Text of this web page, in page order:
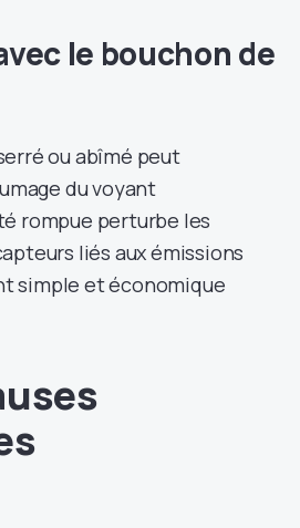
le bouchon de
ou abîmé peut
du voyant
rompue perturbe les
liés aux émissions
simple et économique